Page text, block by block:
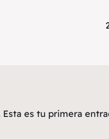
es tu primera